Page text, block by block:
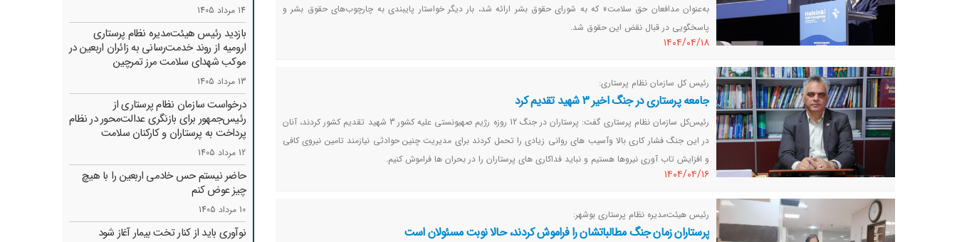
به‌عنوان مدافعان حق سلامت» که به شورای حقوق بشر ارائه شد، بار دیگر خواستار پایبندی به چارچوب‌های حقوق بشر و
پاسخگویی در قبال نقض این حقوق شد.
١٤٠٤/٠٤/١٨
رئیس کل سازمان نظام پرستاری:
جامعه پرستاری در جنگ اخیر 3 شهید تقدیم کرد
رئیس‌کل سازمان نظام پرستاری گفت: پرستاران در جنگ 12 روزه رژیم صهیونستی علیه کشور 3 شهید تقدیم کشور کردند، آنان
در این جنگ فشار کاری بالا وآسیب های روانی زیادی را تحمل کردند برای مدیریت چنین حوادثی نیازمند تامین نیروی کافی
و افزایش تاب آوری نیروها هستیم و نباید فداکاری های پرستاران را در بحران ها فراموش کنیم.
١٤٠٤/٠٤/١٦
رئیس هیئت‌مدیره نظام پرستاری بوشهر:
پرستاران زمان جنگ مطالباتشان را فراموش کردند، حالا نوبت مسئولان است
14 مرداد 1405
بازدید رئیس هیئت‌مدیره نظام پرستاری
ارومیه از روند خدمت‌رسانی به زائران اربعین در
موکب شهدای سلامت مرز تمرچین
13 مرداد 1405
درخواست سازمان نظام پرستاری از
رئیس‌جمهور برای بازنگری عدالت‌محور در نظام
پرداخت به پرستاران و کارکنان سلامت
12 مرداد 1405
حاضر نیستم حس خادمی اربعین را با هیچ
چیز عوض کنم
10 مرداد 1405
نوآوری باید از کنار تخت بیمار آغاز شود